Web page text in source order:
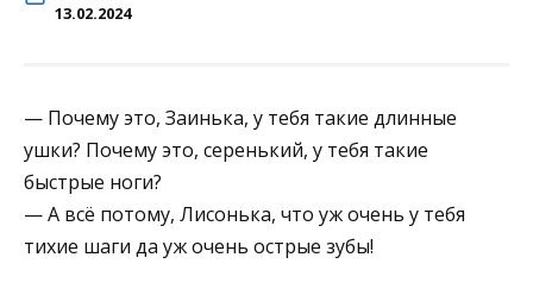
13.02.2024
— Почему это, Заинька, у тебя такие длинные
ушки? Почему это, серенький, у тебя такие
быстрые ноги?
— А всё потому, Лисонька, что уж очень у тебя
тихие шаги да уж очень острые зубы!